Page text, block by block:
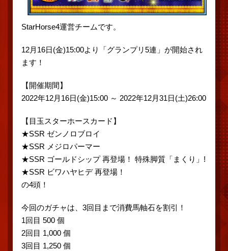
StarHorse4運営チームです。
12月16日(金)15:00より「グランプリ5連」が開始され
ます！
【開催期間】
2022年12月16日(金)15:00 ～ 2022年12月31日(土)26:00
【目玉スターホースカード】
★SSR ゼンノロブロイ
★SSR メジロパーマー
★SSR ゴールドシップ 再登場！ 特殊脚質「まくり」!
★SSR ビワハヤヒデ 再登場！
の4頭！
今回のガチャは、3回目まで消費馬軸石を割引！
1回目 500 個
2回目 1,000 個
3回目 1,250 個